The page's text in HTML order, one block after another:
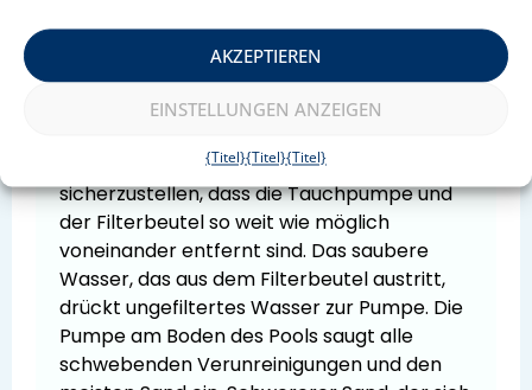
AKZEPTIEREN
EINSTELLUNGEN ANZEIGEN
{Titel}{Titel}{Titel}
Rand des Pools. Alle Sedimente werden
innerhalb weniger Minuten in die Tasche
gelangen. Kein Staubsaugen ist erforderlich.
Filterbeutel mit einem langen Schlauch, um
sicherzustellen, dass die Tauchpumpe und
der Filterbeutel so weit wie möglich
voneinander entfernt sind. Das saubere
Wasser, das aus dem Filterbeutel austritt,
drückt ungefiltertes Wasser zur Pumpe. Die
Pumpe am Boden des Pools saugt alle
schwebenden Verunreinigungen und den